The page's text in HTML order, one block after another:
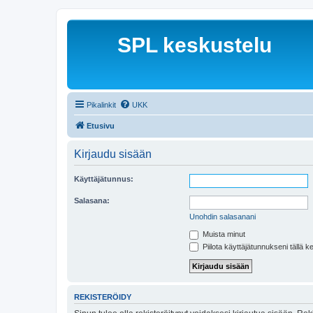
SPL keskustelu
Pikalinkit UKK
Etusivu
Kirjaudu sisään
Käyttäjätunnus:
Salasana:
Unohdin salasanani
Muista minut
Piilota käyttäjätunnukseni tällä
REKISTERÖIDY